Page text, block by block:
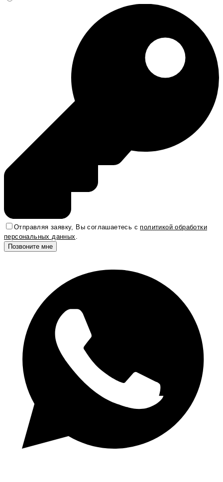
Отправляя заявку, Вы соглашаетесь сполитикой обработки
персональных данных.